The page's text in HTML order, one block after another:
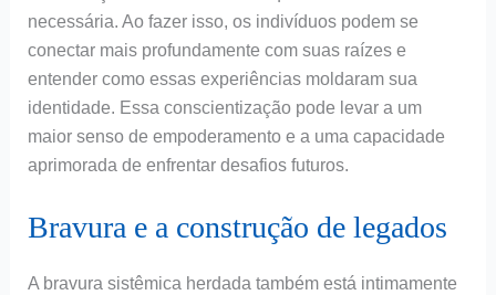
necessária. Ao fazer isso, os indivíduos podem se
conectar mais profundamente com suas raízes e
entender como essas experiências moldaram sua
identidade. Essa conscientização pode levar a um
maior senso de empoderamento e a uma capacidade
aprimorada de enfrentar desafios futuros.
Bravura e a construção de legados
A bravura sistêmica herdada também está intimamente